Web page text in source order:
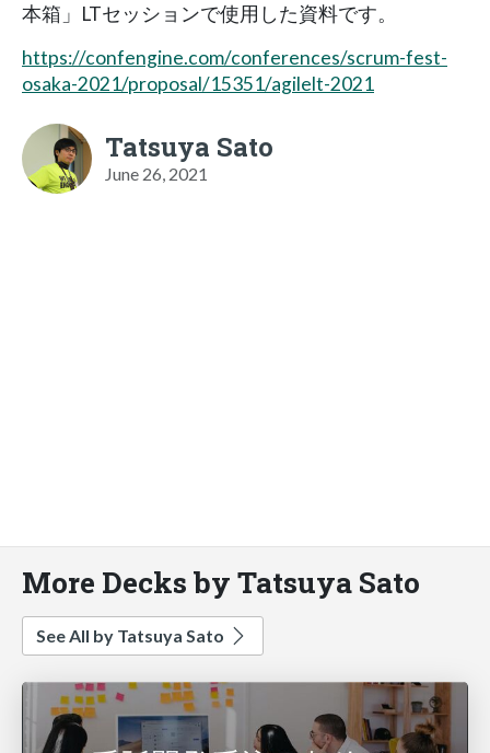
本箱」LTセッションで使用した資料です。
https://confengine.com/conferences/scrum-fest-
osaka-2021/proposal/15351/agilelt-2021
Tatsuya Sato
June 26, 2021
More Decks by Tatsuya Sato
See All by Tatsuya Sato